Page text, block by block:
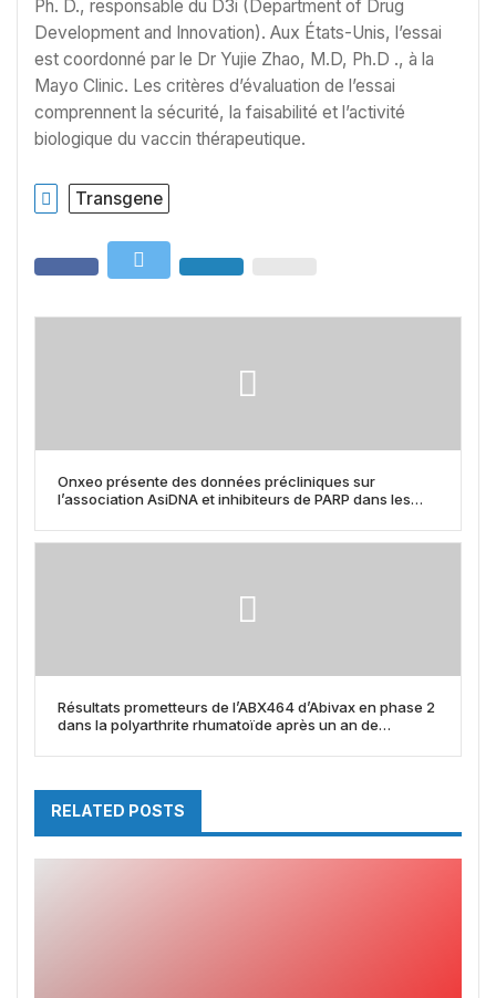
Ph. D., responsable du D3i (Department of Drug
Development and Innovation). Aux États-Unis, l’essai
est coordonné par le Dr Yujie Zhao, M.D, Ph.D ., à la
Mayo Clinic. Les critères d’évaluation de l’essai
comprennent la sécurité, la faisabilité et l’activité
biologique du vaccin thérapeutique.
Transgene
Onxeo présente des données précliniques sur
l’association AsiDNA et inhibiteurs de PARP dans les
Résultats prometteurs de l’ABX464 d’Abivax en phase 2
dans la polyarthrite rhumatoïde après un an de
RELATED POSTS